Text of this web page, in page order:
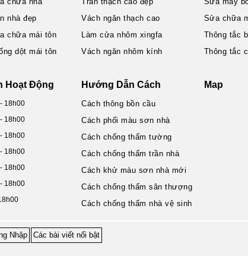
nhà đẹp
chữa mái tôn
dột mái tôn
Hoạt Động
18h00
18h00
18h00
18h00
18h00
18h00
Vách ngăn thạch cao
Làm cửa nhôm xingfa
Vách ngăn nhôm kính
Hướng Dẫn Cách
Cách thông bồn cầu
Cách phối màu sơn nhà
Cách chống thấm tường
Cách chống thấm trần nhà
Cách khử màu sơn nhà mới
Cách chống thấm sân thượng
Cách chống thấm nhà vệ sinh
Sửa chữa
Thông tắc
Thông tắc
Map
Nhập Các bài viết nổi bật